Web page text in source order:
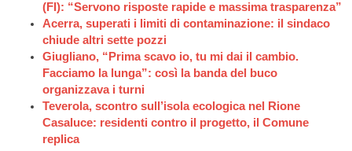
(FI): “Servono risposte rapide e massima trasparenza”
Acerra, superati i limiti di contaminazione: il sindaco
chiude altri sette pozzi
Giugliano, “Prima scavo io, tu mi dai il cambio.
Facciamo la lunga”: così la banda del buco
organizzava i turni
Teverola, scontro sull’isola ecologica nel Rione
Casaluce: residenti contro il progetto, il Comune
replica